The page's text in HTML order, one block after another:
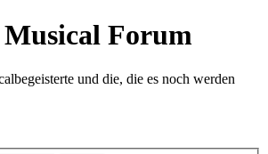
Musical Forum
und die, die es noch werden